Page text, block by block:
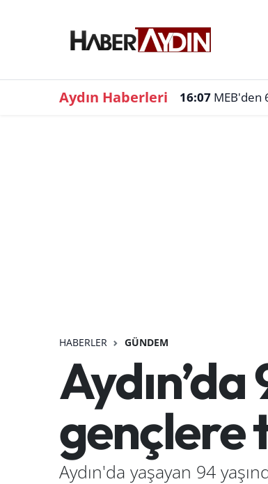
Aydın Haberleri 16:07 MEB'den
HABERLER GÜNDEM
gençlere
Aydın'da yaşayan 94